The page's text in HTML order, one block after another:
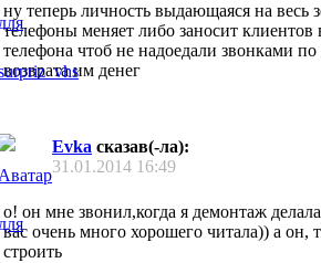
ну теперь личность выдающаяся на весь
телефоны меняет либо заносит
телефона чтоб не надоедали звонками
возврата им денег
Evka сказав(-ла):
31.01.2014 16:49
о! он мне звонил,когда я демонтаж
вас очень много хорошего читала)) а он,
строить